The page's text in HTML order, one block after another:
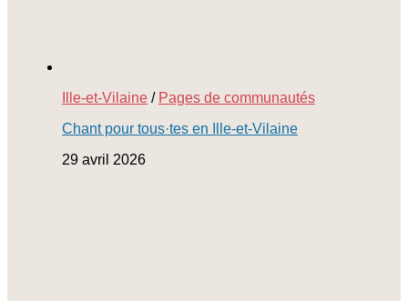
Ille-et-Vilaine / Pages de communautés
Chant pour tous·tes en Ille-et-Vilaine
29 avril 2026